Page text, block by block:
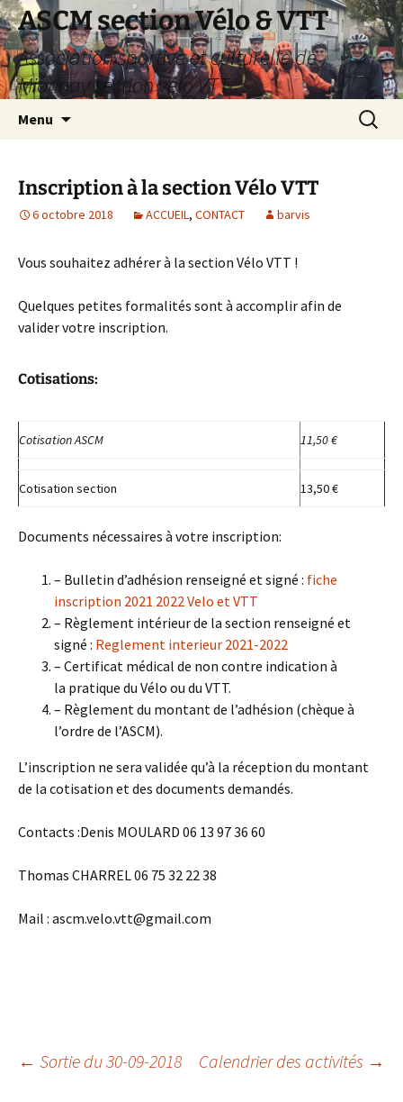
Aller
au
contenu
ASCM section Vélo & VTT
Association sportive et culturelle de
Mionnay section vélo VTT
Menu
Inscription à la section Vélo VTT
6 octobre 2018 ACCUEIL, CONTACT barvis
Vous souhaitez adhérer à la section Vélo VTT !
Quelques petites formalités sont à accomplir afin de
valider votre inscription.
Cotisations:
Cotisation ASCM 11,50 €
Cotisation section 13,50 €
Documents nécessaires à votre inscription:
– Bulletin d’adhésion renseigné et signé : fiche
inscription 2021 2022 Velo et VTT
– Règlement intérieur de la section renseigné et
signé : Reglement interieur 2021-2022
– Certificat médical de non contre indication à
la pratique du Vélo ou du VTT.
– Règlement du montant de l’adhésion (chèque à
l’ordre de l’ASCM).
L’inscription ne sera validée qu’à la réception du montant
de la cotisation et des documents demandés.
Contacts :Denis MOULARD 06 13 97 36 60
Thomas CHARREL 06 75 32 22 38
Mail : ascm.velo.vtt@gmail.com
Navigation
← Sortie du 30-09-2018 Calendrier des activités →